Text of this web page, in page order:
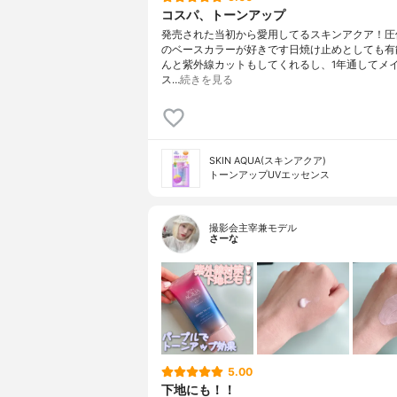
コスパ、トーンアップ
発売された当初から愛用してるスキンアクア！
のベースカラーが好きです日焼け止めとしても
んと紫外線カットもしてくれるし、1年通してメ
ス…続きを見る
SKIN AQUA(スキンアクア)
トーンアップUVエッセンス
撮影会主宰兼モデル
さーな
5.00
下地にも！！